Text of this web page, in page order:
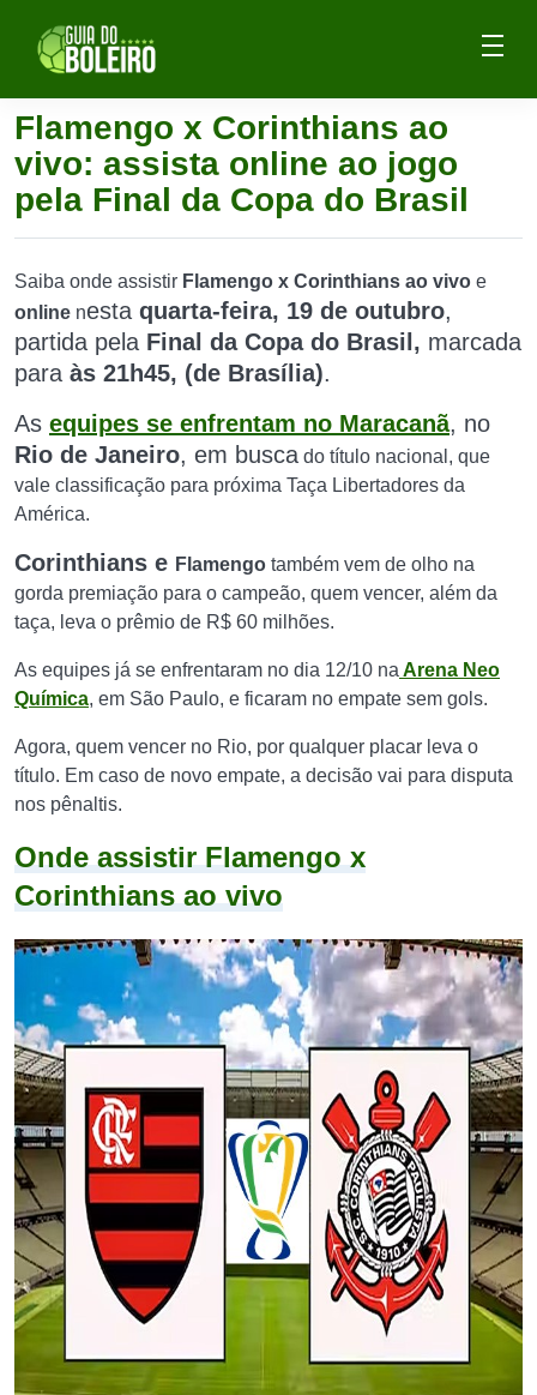
Flamengo x Corinthians ao
vivo: assista online ao jogo
pela Final da Copa do Brasil
Saiba onde assistir Flamengo x Corinthians ao vivo e
online nesta quarta-feira, 19 de outubro,
partida pela Final da Copa do Brasil, marcada
para às 21h45, (de Brasília).
As equipes se enfrentam no Maracanã, no
Rio de Janeiro, em busca do título nacional, que
vale classificação para próxima Taça Libertadores da
América.
Corinthians e Flamengo também vem de olho na
gorda premiação para o campeão, quem vencer, além da
taça, leva o prêmio de R$ 60 milhões.
As equipes já se enfrentaram no dia 12/10 na Arena Neo
Química, em São Paulo, e ficaram no empate sem gols.
Agora, quem vencer no Rio, por qualquer placar leva o
título. Em caso de novo empate, a decisão vai para disputa
nos pênaltis.
Onde assistirFlamengo x
Corinthians ao vivo